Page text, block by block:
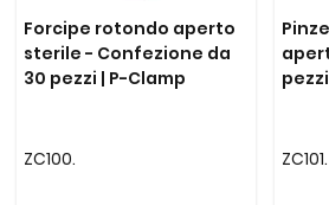
Forcipe rotondo aperto
sterile - Confezione da
30 pezzi | P-Clamp
ZC100. ZC101.